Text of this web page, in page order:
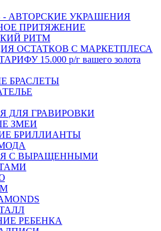
- АВТОРСКИЕ УКРАШЕНИЯ
ПРИТЯЖЕНИЕ
РИТМ
ОСТАТКОВ С МАРКЕТПЛЕСА
15.000 р/г вашего золота
БРАСЛЕТЫ
ДЛЯ ГРАВИРОВКИ
ЗМЕИ
БРИЛЛИАНТЫ
С ВЫРАЩЕННЫМИ
РЕБЕНКА